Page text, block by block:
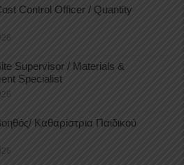
Control Officer / Quantity
Supervisor / Materials &
Specialist
Καθαρίστρια Παιδικού